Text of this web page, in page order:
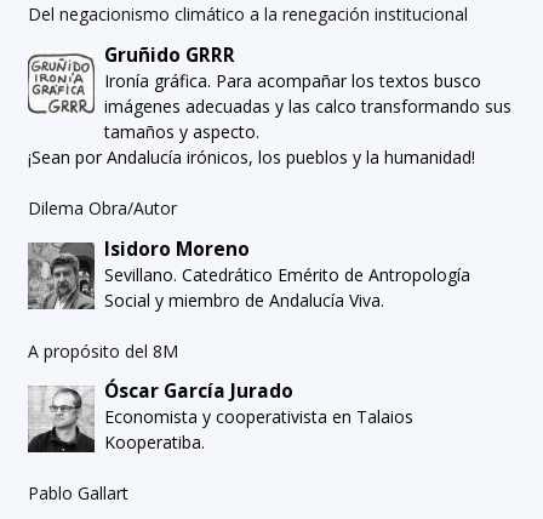
Del negacionismo climático a la renegación institucional
Gruñido GRRR
Ironía gráfica. Para acompañar los textos busco
imágenes adecuadas y las calco transformando sus
tamaños y aspecto.
¡Sean por Andalucía irónicos, los pueblos y la humanidad!
Dilema Obra/Autor
Isidoro Moreno
Sevillano. Catedrático Emérito de Antropología
Social y miembro de Andalucía Viva.
A propósito del 8M
Óscar García Jurado
Economista y cooperativista en Talaios
Kooperatiba.
Pablo Gallart